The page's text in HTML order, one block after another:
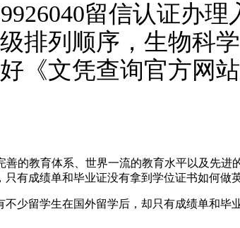
留信认证办理
排列顺序，生物科
《文凭查询官方网
的教育体系、世界一流的教育水平以及先
有成绩单和毕业证没有拿到学位证书如何做
少留学生在国外留学后，却只有成绩单和毕